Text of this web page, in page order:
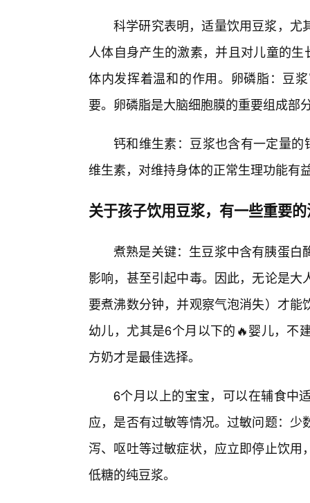
科学研究表明，适量饮用豆浆，尤
人体自身产生的激素，并且对儿童的
体内发挥着温和的作用。卵磷脂：豆
要。卵磷脂是大脑细胞膜的重要组成部
钙和维生素：豆浆也含有一定量
维生素，对维持身体的正常生理功能有
关于孩子饮用豆浆，有一些重要
煮熟是关键：生豆浆中含有胰蛋白
影响，甚至引起中毒。因此，无论是
要煮沸数分钟，并观察气泡消失）才
幼儿，尤其是6个月以下的🔥婴儿，不
方奶才是最佳选择。
6个月以上的宝宝，可以在辅食中
应，是否有过敏等情况。过敏问题：
泻、呕吐等过敏症状，应立即停止饮
低糖的纯豆浆。